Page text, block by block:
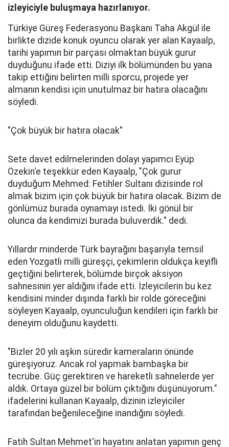
izleyiciyle buluşmaya hazırlanıyor.
Türkiye Güreş Federasyonu Başkanı Taha Akgül ile
birlikte dizide konuk oyuncu olarak yer alan Kayaalp,
tarihi yapımın bir parçası olmaktan büyük gurur
duyduğunu ifade etti. Diziyi ilk bölümünden bu yana
takip ettiğini belirten milli sporcu, projede yer
almanın kendisi için unutulmaz bir hatıra olacağını
söyledi.
"Çok büyük bir hatıra olacak"
Sete davet edilmelerinden dolayı yapımcı Eyüp
Özekin'e teşekkür eden Kayaalp, "Çok gurur
duyduğum Mehmed: Fetihler Sultanı dizisinde rol
almak bizim için çok büyük bir hatıra olacak. Bizim de
gönlümüz burada oynamayı istedi. İki gönül bir
olunca da kendimizi burada buluverdik." dedi.
Yıllardır minderde Türk bayrağını başarıyla temsil
eden Yozgatlı milli güreşçi, çekimlerin oldukça keyifli
geçtiğini belirterek, bölümde birçok aksiyon
sahnesinin yer aldığını ifade etti. İzleyicilerin bu kez
kendisini minder dışında farklı bir rolde göreceğini
söyleyen Kayaalp, oyunculuğun kendileri için farklı bir
deneyim olduğunu kaydetti.
"Bizler 20 yılı aşkın süredir kameraların önünde
güreşiyoruz. Ancak rol yapmak bambaşka bir
tecrübe. Güç gerektiren ve hareketli sahnelerde yer
aldık. Ortaya güzel bir bölüm çıktığını düşünüyorum."
ifadelerini kullanan Kayaalp, dizinin izleyiciler
tarafından beğenileceğine inandığını söyledi.
Fatih Sultan Mehmet'in hayatını anlatan yapımın genç